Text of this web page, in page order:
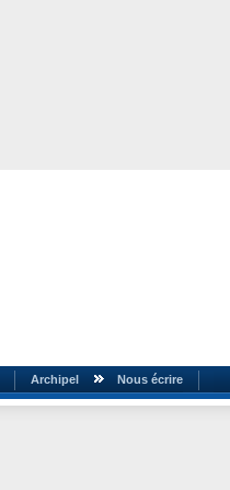
Archipel Nous écrire